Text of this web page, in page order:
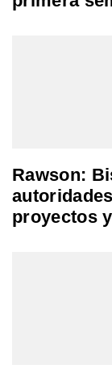
Rawson:
proyectos